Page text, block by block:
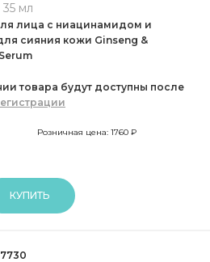
35 мл
лица с ниацинамидом и
сияния кожи Ginseng &
товара будут доступны после
Розничная цена: 1760 ₽
КУПИТЬ